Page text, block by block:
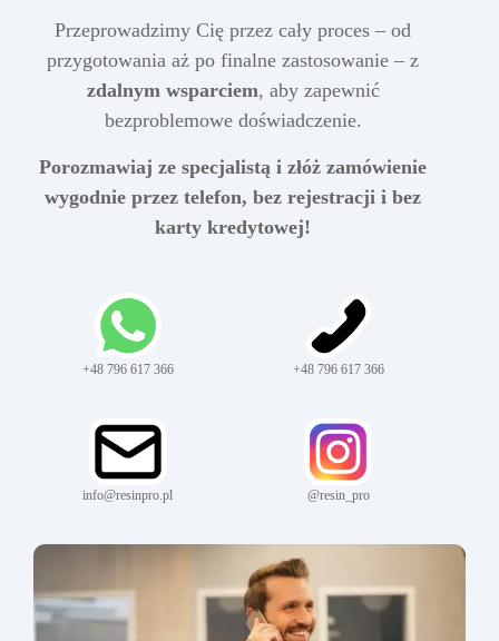
Przeprowadzimy Cię przez cały proces – od
przygotowania aż po finalne zastosowanie – z
zdalnym wsparciem, aby zapewnić
bezproblemowe doświadczenie.
Porozmawiaj ze specjalistą i złóż zamówienie
wygodnie przez telefon, bez rejestracji i bez
karty kredytowej!
+48 796 617 366 +48 796 617 366
info@resinpro.pl @resin_pro